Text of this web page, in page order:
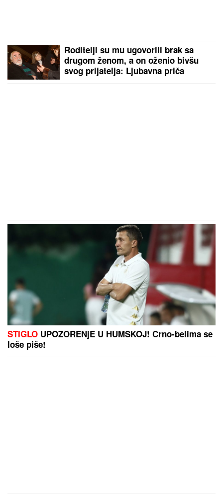
Roditelji su mu ugovorili brak sa
drugom ženom, a on oženio bivšu
svog prijatelja: Ljubavna priča
STIGLO UPOZORENjE U HUMSKOJ! Crno-belima se
loše piše!